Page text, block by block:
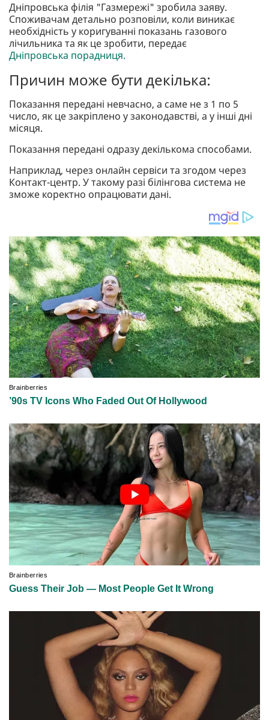
Дніпровська філія "Газмережі" зробила заяву.
Споживачам детально розповіли, коли виникає
необхідність у коригуванні показань газового
лічильника та як це зробити, передає
Дніпровська порадниця.
Причин може бути декілька:
Показання передані невчасно, а саме не з 1 по 5
число, як це закріплено у законодавстві, а у інші дні
місяця.
Показання передані одразу декількома способами.
Наприклад, через онлайн сервіси та згодом через
Контакт-центр. У такому разі білінгова система не
зможе коректно опрацювати дані.